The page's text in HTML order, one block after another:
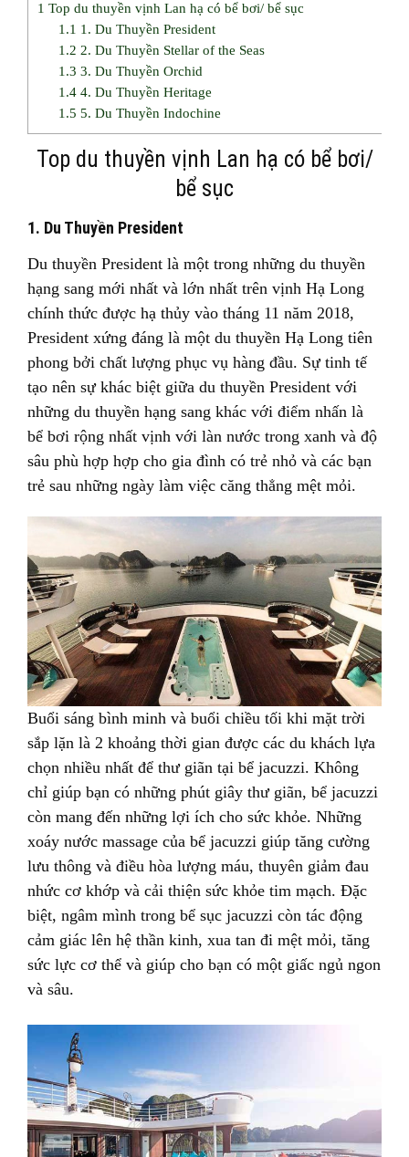
1 Top du thuyền vịnh Lan hạ có bể bơi/ bể sục
1.1 1. Du Thuyền President
1.2 2. Du Thuyền Stellar of the Seas
1.3 3. Du Thuyền Orchid
1.44. Du Thuyền Heritage
1.5 5. Du Thuyền Indochine
Top du thuyền vịnh Lan hạ có bể bơi/
bể sục
1. Du Thuyền President
Du thuyền President là một trong những du thuyền
hạng sang mới nhất và lớn nhất trên vịnh Hạ Long
chính thức được hạ thủy vào tháng 11 năm 2018,
President xứng đáng là một du thuyền Hạ Long tiên
phong bởi chất lượng phục vụ hàng đầu. Sự tinh tế
tạo nên sự khác biệt giữa du thuyền President với
những du thuyền hạng sang khác với điểm nhấn là
bể bơi rộng nhất vịnh với làn nước trong xanh và độ
sâu phù hợp hợp cho gia đình có trẻ nhỏ và các bạn
trẻ sau những ngày làm việc căng thẳng mệt mỏi.
Buổi sáng bình minh và buổi chiều tối khi mặt trời
sắp lặn là 2 khoảng thời gian được các du khách lựa
chọn nhiều nhất để thư giãn tại bể jacuzzi. Không
chỉ giúp bạn có những phút giây thư giãn, bể jacuzzi
còn mang đến những lợi ích cho sức khỏe. Những
xoáy nước massage của bể jacuzzi giúp tăng cường
lưu thông và điều hòa lượng máu, thuyên giảm đau
nhức cơ khớp và cải thiện sức khỏe tim mạch. Đặc
biệt, ngâm mình trong bể sục jacuzzi còn tác động
cảm giác lên hệ thần kinh, xua tan đi mệt mỏi, tăng
sức lực cơ thể và giúp cho bạn có một giấc ngủ ngon
và sâu.